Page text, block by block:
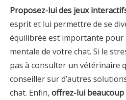
Proposez-lui des jeux
esprit et lui permettre de se
équilibrée est importante pour
mentale de votre chat. Si le
pas à consulter un vétérinaire
conseiller sur d’autres
chat. Enfin, offrez-lui beaucoup